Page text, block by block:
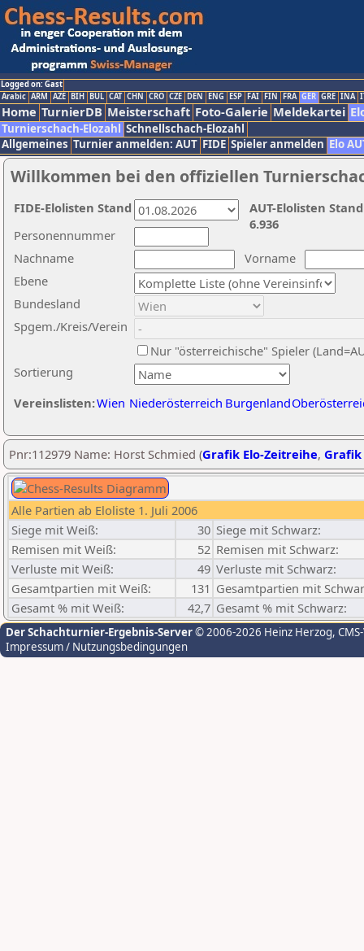
Logged on: Gast
Arabic ARM AZE BIH BUL CAT CHN CRO CZE DEN ENG ESP FAI FIN FRA GER GRE INA
Home TurnierDB Meisterschaft Foto-Galerie Meldekartei
Turnierschach-Elozahl Schnellschach-Elozahl
Allgemeines Turnier anmelden: AUT FIDE Spieler anmelden Elo
Willkommen bei den offiziellen
Nachname
Vorname
Ebene
Sortierung
Personennummer
Bundesland
Spgem./Kreis/Verein
Nur "österreichische" Spieler
Vereinslisten:Wien Niederösterreich Burgenland
AUT-Elolisten
6.936
FIDE-Elolisten Stand
Pnr:112979 Name: Horst Schmied (Grafik Elo-Zeitreihe, Grafik
Alle Partien ab Eloliste 1. Juli 2006
Siege mit Weiß:
30 Siege mit Schwarz:
Remisen mit Weiß:
52 Remisen mit Schwarz:
Verluste mit Weiß:
49 Verluste mit Schwarz:
Gesamtpartien mit Weiß:
131 Gesamtpartien mit
Gesamt % mit Weiß:
42,7 Gesamt % mit Schwarz:
Der Schachturnier-Ergebnis-Server© 2006-2026 Heinz Herzog,
Impressum / Nutzungsbedingungen